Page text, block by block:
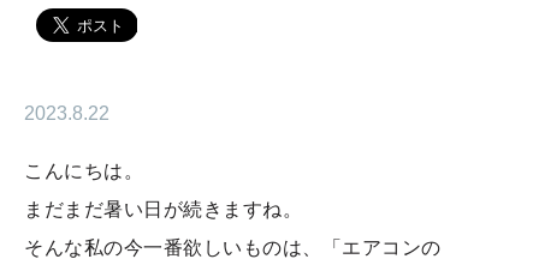
2023.8.22
こんにちは。
まだまだ暑い日が続きますね。
そんな私の今一番欲しいものは、「エアコンの